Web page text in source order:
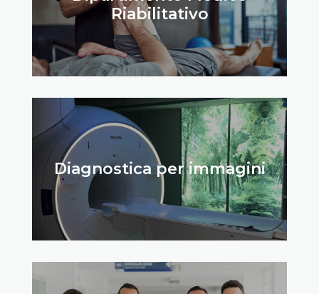
Riabilitativo
Diagnostica per immagini